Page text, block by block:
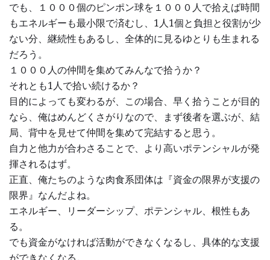
でも、１０００個のピンポン球を１０００人で拾えば時間
もエネルギーも最小限で済むし、1人1個と負担と役割が少
ない分、継続性もあるし、全体的に見るゆとりも生まれる
だろう。
１０００人の仲間を集めてみんなで拾うか？
それとも1人で拾い続けるか？
目的によっても変わるが、この場合、早く拾うことが目的
なら、俺はめんどくさがりなので、まず後者を選ぶが、結
局、背中を見せて仲間を集めて完結すると思う。
自力と他力が合わさることで、より高いポテンシャルが発
揮されるはず。
正直、俺たちのような肉食系団体は『資金の限界が支援の
限界』なんだよね。
エネルギー、リーダーシップ、ポテンシャル、根性もあ
る。
でも資金がなければ活動ができなくなるし、具体的な支援